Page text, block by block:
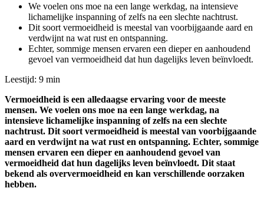
We voelen ons moe na een lange werkdag, na intensieve
lichamelijke inspanning of zelfs na een slechte nachtrust.
Dit soort vermoeidheid is meestal van voorbijgaande aard en
verdwijnt na wat rust en ontspanning.
Echter, sommige mensen ervaren een dieper en aanhoudend
gevoel van vermoeidheid dat hun dagelijks leven beïnvloedt.
Leestijd: 9 min
Vermoeidheid is een alledaagse ervaring voor de meeste
mensen. We voelen ons moe na een lange werkdag, na
intensieve lichamelijke inspanning of zelfs na een slechte
nachtrust. Dit soort vermoeidheid is meestal van voorbijgaande
aard en verdwijnt na wat rust en ontspanning. Echter, sommige
mensen ervaren een dieper en aanhoudend gevoel van
vermoeidheid dat hun dagelijks leven beïnvloedt. Dit staat
bekend als oververmoeidheid en kan verschillende oorzaken
hebben.